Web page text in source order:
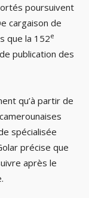
poursuivent
cargaison de
que la 152e
publication des
qu’à partir de
spécialisée
précise que
après le